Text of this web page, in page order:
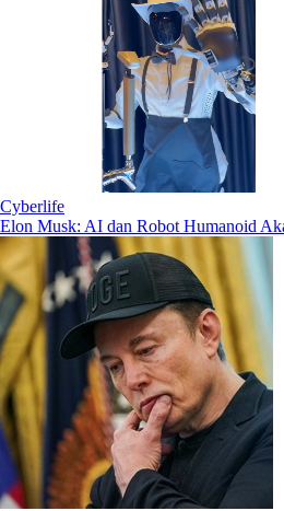
Cyberlife
Elon Musk: AI dan Robot Humanoid